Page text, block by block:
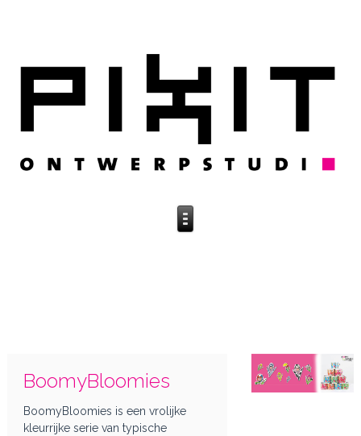
BoomyBloomies
BoomyBloomies is een vrolijke
kleurrijke serie van typische